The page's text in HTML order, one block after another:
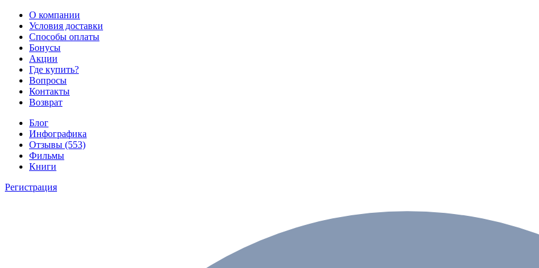
О компании
Условия доставки
Способы оплаты
Бонусы
Акции
Где купить?
Вопросы
Контакты
Возврат
Блог
Инфографика
Отзывы (553)
Фильмы
Книги
Регистрация